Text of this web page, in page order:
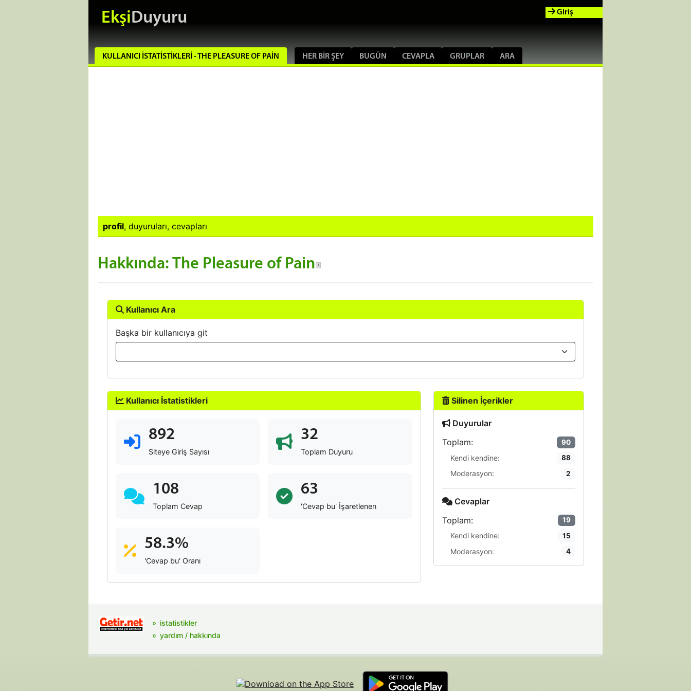
EkşiDuyuru
KULLANICI İSTATISTIKLERI - THE PLEASURE OF PAIN HER BIR ŞEY BUGÜN CEVAPLA GRUPLAR ARA
Giriş
profil, duyuruları, cevapları
Hakkında: The Pleasure of Pain
Kullanıcı Ara
Başka bir kullanıcıya git
Kullanıcı İstatistikleri
892
Siteye Giriş Sayısı
32
Toplam Duyuru
108
Toplam Cevap
63
'Cevap bu' İşaretlenen
58.3%
'Cevap bu' Oranı
Silinen İçerikler
Duyurular
Toplam:
90
Kendi kendine: 88
Moderasyon: 2
Cevaplar
Toplam:
19
Kendi kendine: 15
Moderasyon: 4
istatistikler
yardım / hakkında